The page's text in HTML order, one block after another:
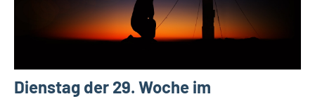
Dienstag der 29. Woche im